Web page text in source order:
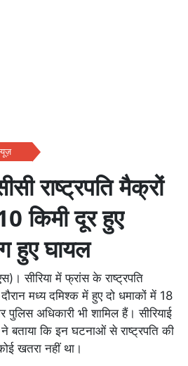
राष्ट्रपति मैक्रों
किमी दूर हुए
हुए घायल
सीरिया में फ्रांस के राष्ट्रपति
मध्य दमिश्क में हुए दो धमाकों में 18
पुलिस अधिकारी भी शामिल हैं। सीरियाई
बताया कि इन घटनाओं से राष्ट्रपति की
खतरा नहीं था।